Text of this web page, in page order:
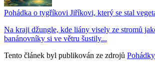
Pohádka o tygříkovi Jiříkovi, který se stal
Na kraji džungle, kde liány visely ze stromů
banánovníky si ve větru šustily...
Tento článek byl publikován ze zdrojů